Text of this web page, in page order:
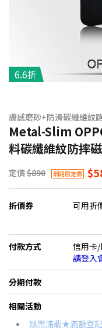
6.6折
膚感磨砂+防滑碳纖維紋
Metal-Slim
料碳纖維紋防摔
定價 $890 網路限定價
折價券 可用折
付款方式
信用卡/
請登入
分期付款
＊實際可分期數、適用
信用卡分期
相關活動
娛樂滿載★滿額登